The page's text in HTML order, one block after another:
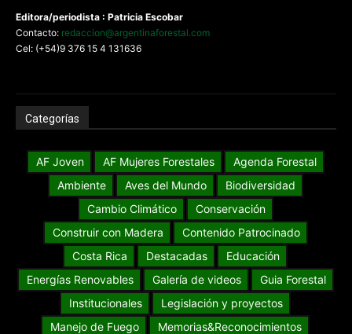
Editora/periodista : Patricia Escobar
Contacto: redaccion@argentinaforestal.com
Cel: (+54)9 376 15 4 131636
Categorías
AF Joven AF Mujeres Forestales
Agenda Forestal
Ambiente
Aves del Mundo
Biodiversidad
Cambio Climático
Conservación
Construir con Madera
Contenido Patrocinado
Costa Rica
Destacadas
Educación
Energías Renovables
Galería de videos
Guia Forestal
Institucionales
Legislación y proyectos
Manejo de Fuego
Memorias&Reconocimientos